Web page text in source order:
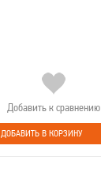
Добавить к сравнению
ДОБАВИТЬ В КОРЗИНУ